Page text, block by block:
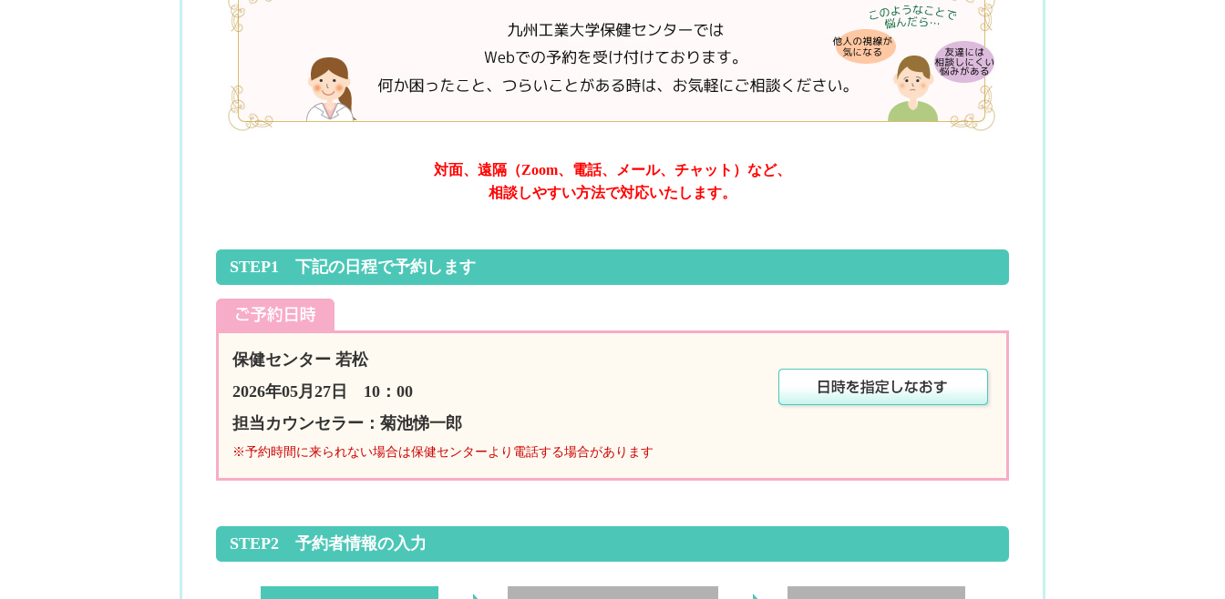
対面、遠隔（Zoom、電話、
メール、チャット）など、
相談しやすい方法で対応いたします。
STEP1 下記の日程で予約します
保健センター 若松
2026年05月27日 10：00
担当カウンセラー：菊池悌一郎
※予約時間に来られない場合は保健センターより電話する場合があります
STEP2 予約者情報の入力